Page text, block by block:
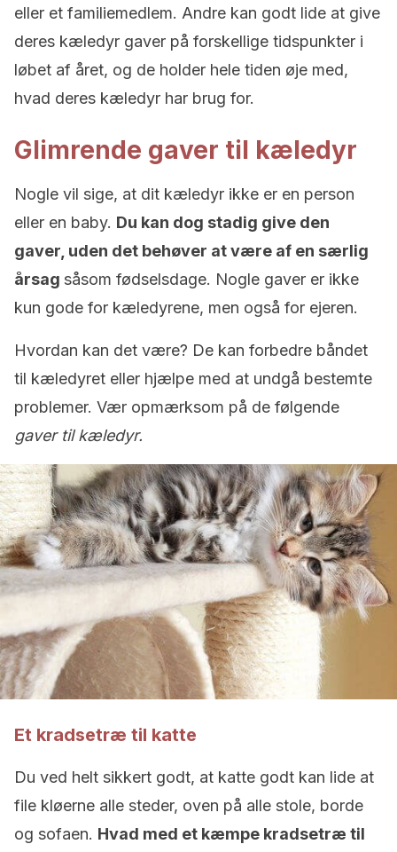
eller et familiemedlem. Andre kan godt lide at give
deres kæledyr gaver på forskellige tidspunkter i
løbet af året, og de holder hele tiden øje med,
hvad deres kæledyr har brug for.
Glimrende gaver til kæledyr
Nogle vil sige, at dit kæledyr ikke er en person
eller en baby. Du kan dog stadig give den
gaver, uden det behøver at være af en særlig
årsag såsom fødselsdage. Nogle gaver er ikke
kun gode for kæledyrene, men også for ejeren.
Hvordan kan det være? De kan forbedre båndet
til kæledyret eller hjælpe med at undgå bestemte
problemer. Vær opmærksom på de følgende
gaver til kæledyr.
Et kradsetræ til katte
Du ved helt sikkert godt, at katte godt kan lide at
file kløerne alle steder, oven på alle stole, borde
og sofaen. Hvad med et kæmpe kradsetræ til